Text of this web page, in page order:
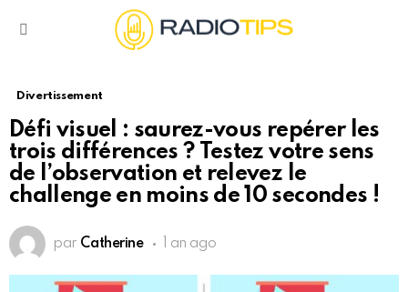
Divertissement
Défi visuel : saurez-vous repérer les
trois différences ? Testez votre sens
de l’observation et relevez le
challenge en moins de 10 secondes !
par Catherine 1 an ago